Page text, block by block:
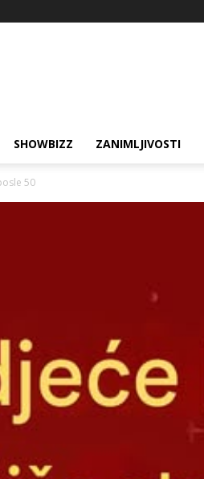
SHOWBIZZ ZANIMLJIVOSTI
50